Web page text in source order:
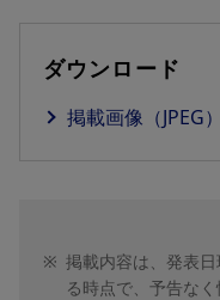
ダウンロード
掲載画像（JPEG）
※ 掲載内容は、発表
る時点で、予告な